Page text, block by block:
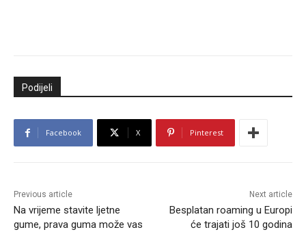
Podijeli
Facebook X Pinterest
Previous article
Na vrijeme stavite ljetne
gume, prava guma može vas
Next article
Besplatan roaming u Europi
će trajati još 10 godina